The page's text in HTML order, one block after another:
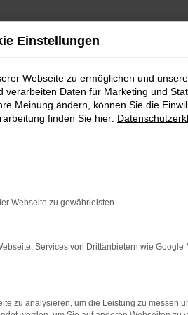
Funktioniert die Seite in
Einstellungen
Webseite zu ermöglichen und
Daten für Marketing und
Meinung ändern, können Sie die
finden Sie hier:
Webseite zu gewährleisten.
Services von Drittanbietern wie Google
zu analysieren, um die Leistung zu messen